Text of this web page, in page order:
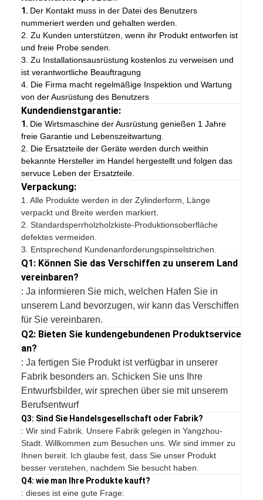
1. Der Kontakt muss in der Datei des Benutzers
nummeriert werden und gehalten werden.
2. Zu Kunden unterstützen, wenn ihr Produkt entworfen ist
und freie Probe senden.
3. Zu Installationsausrüstung kostenlos zu verweisen und
ist verantwortliche Beauftragung
4. Die Firma macht regelmäßige Inspektion und Wartung
von der Ausrüstung des Benutzers
Kundendienstgarantie:
1. Die Wirtsmaschine der Ausrüstung genießen 1 Jahre
freie Garantie und Lebenszeitwartung.
2. Die Ersatzteile der Geräte werden durch weithin
bekannte Hersteller im Handel hergestellt und folgen das
servuce Leben der Ersatzteile.
Verpackung:
1.Alle Produkte werden in der Zylinderform, Länge
verpackt und Breite werden markiert.
2. Standardsperrholzholzkiste-Produktionsoberfläche
defektes vermeiden.
3. Entsprechend Kundenanforderungspinselstrichen.
Q1: Können Sie das Verschiffen zu unserem Land
vereinbaren?
: Ja informieren Sie mich, welchen Hafen Sie in
unserem Land bevorzugen, wir kann das Verschiffen
für Sie vereinbaren.
Q2: Bieten Sie kundengebundenen Produktservice
an?
: Ja fertigen Sie Produkt ist verfügbar in unserer
Fabrik besonders an. Schicken Sie uns Ihre
Entwurfsbilder, wir sprechen über sie mit unserem
Berufsentwurf
Q3: Sind Sie Handelsgesellschaft oder Fabrik?
: Wir sind Fabrik. Unsere Fabrik gelegen in Yangzhou-
Stadt. Willkommen zum Besuchen uns. Wir sind immer zu
Ihnen bereit. Ich glaube fest, dass Sie unser Produkt
besser verstehen, nachdem Sie besucht haben.
Q4: wie man Ihre Produkte kauft?
: dieses ist eine gute Frage: